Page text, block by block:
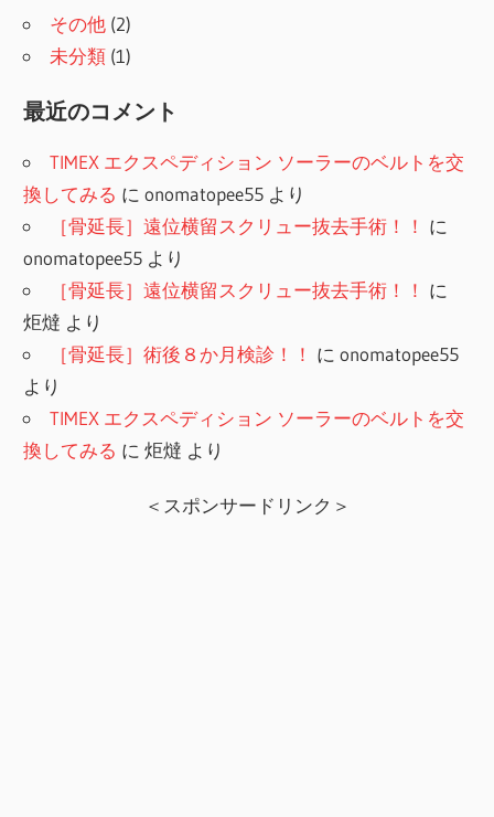
その他 (2)
未分類 (1)
最近のコメント
TIMEX エクスペディション ソーラーのベルトを交
換してみる にonomatopee55 より
［骨延長］遠位横留スクリュー抜去手術！！ に
onomatopee55 より
［骨延長］遠位横留スクリュー抜去手術！！ に
炬燵 より
［骨延長］術後８か月検診！！ にonomatopee55
より
TIMEX エクスペディション ソーラーのベルトを交
換してみる に炬燵 より
＜スポンサードリンク＞